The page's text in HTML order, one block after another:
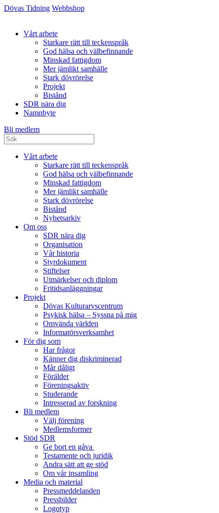
Dövas Tidning Webbshop
Vårt arbete
Starkare rätt till teckenspråk
God hälsa och välbefinnande
Minskad fattigdom
Mer jämlikt samhälle
Stark dövrörelse
Projekt
Bistånd
SDR nära dig
Namnbyte
Bli medlem
Vårt arbete
Starkare rätt till teckenspråk
God hälsa och välbefinnande
Minskad fattigdom
Mer jämlikt samhälle
Stark dövrörelse
Bistånd
Nyhetsarkiv
Om oss
SDR nära dig
Organisation
Vår historia
Styrdokument
Stiftelser
Utmärkelser och diplom
Fritidsanläggningar
Projekt
Dövas Kulturarvscentrum
Psykisk hälsa – Syssna på mig
Omvända världen
Informatörsverksamhet
För dig som
Har frågor
Känner dig diskriminerad
Mår dåligt
Förälder
Föreningsaktiv
Studerande
Intresserad av forskning
Bli medlem
Välj förening
Medlemsformer
Stöd SDR
Ge bort en gåva
Testamente och juridik
Andra sätt att ge stöd
Om vår insamling
Media och material
Pressmeddelanden
Pressbilder
Logotyp